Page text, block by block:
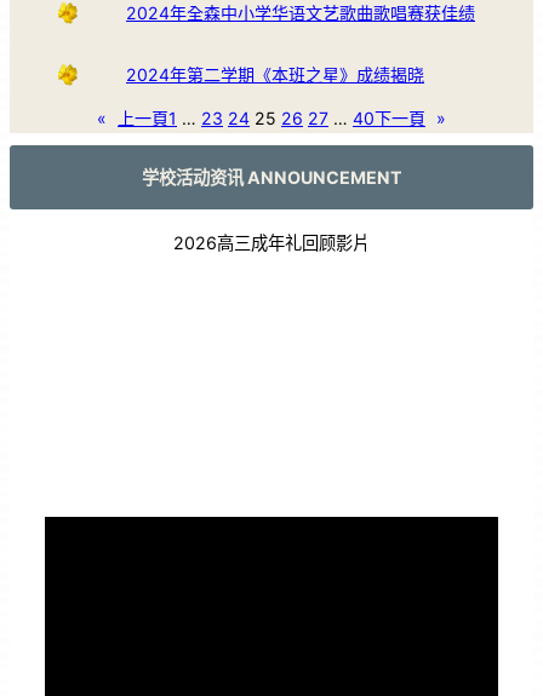
2024年全森中小学华语文艺歌曲歌唱赛获佳绩
2024年第二学期《本班之星》成绩揭晓
« 上一頁1 … 23 24 25 26 27 … 40下一頁 »
学校活动资讯 ANNOUNCEMENT
2026高三成年礼回顾影片